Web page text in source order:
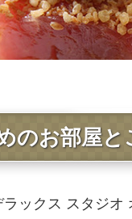
のお部屋と
ラックス スタジオ